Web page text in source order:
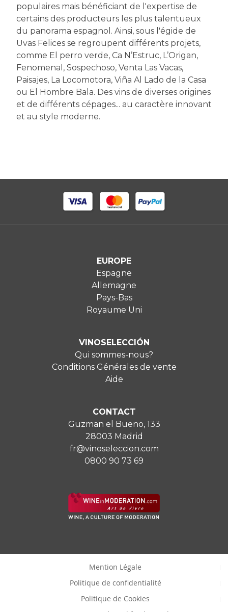
populaires mais bénéficiant de l'expertise de
certains des producteurs les plus talentueux
du panorama espagnol. Ainsi, sous l'égide de
Uvas Felices se regroupent différents projets,
comme El perro verde, Ca N’Estruc, L’Origan,
Fenomenal, Sospechoso, Venta Las Vacas,
Paisajes, La Locomotora, Viña Al Lado de la Casa
ou El Hombre Bala. Des vins de diverses origines
et de différents cépages... au caractère innovant
et au style moderne.
EUROPE
Espagne
Allemagne
Pays-Bas
Royaume Uni
VINOSELECCIÓN
Qui sommes-nous?
Conditions Générales de vente
Aide
CONTACT
Guzman el Bueno, 133
28003 Madrid
fr@vinoseleccion.com
0800 90 73 69
Mention Légale
Politique de confidentialité
Politique de Cookies